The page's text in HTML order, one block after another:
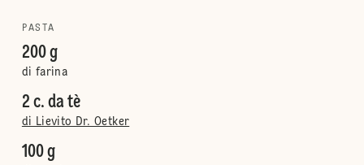
PASTA
200 g
di farina
2 c. da tè
di Lievito Dr. Oetker
100 g